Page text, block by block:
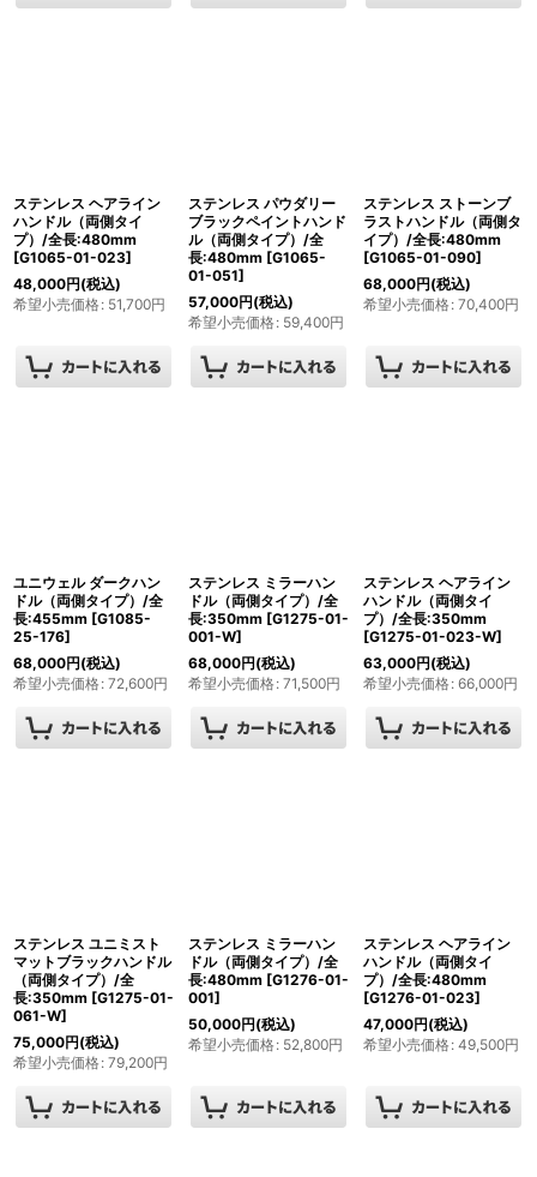
ステンレス ヘアライン
ハンドル（両側タイ
プ）/全長:480mm
[G1065-01-023]
48,000円(税込)
希望小売価格: 51,700円
ステンレス パウダリー
ブラックペイントハンド
ル（両側タイプ）/全
長:480mm [G1065-
01-051]
57,000円(税込)
希望小売価格: 59,400円
ステンレス ストーンブ
ラストハンドル（両側タ
イプ）/全長:480mm
[G1065-01-090]
68,000円(税込)
希望小売価格: 70,400円
ユニウェル ダークハン
ドル（両側タイプ）/全
長:455mm [G1085-
25-176]
68,000円(税込)
希望小売価格: 72,600円
ステンレス ミラーハン
ドル（両側タイプ）/全
長:350mm [G1275-01-
001-W]
68,000円(税込)
希望小売価格: 71,500円
ステンレス ヘアライン
ハンドル（両側タイ
プ）/全長:350mm
[G1275-01-023-W]
63,000円(税込)
希望小売価格: 66,000円
ステンレス ユニミスト
マットブラックハンドル
（両側タイプ）/全
長:350mm [G1275-01-
061-W]
75,000円(税込)
希望小売価格: 79,200円
ステンレス ミラーハン
ドル（両側タイプ）/全
長:480mm [G1276-01-
001]
50,000円(税込)
希望小売価格: 52,800円
ステンレス ヘアライン
ハンドル（両側タイ
プ）/全長:480mm
[G1276-01-023]
47,000円(税込)
希望小売価格: 49,500円